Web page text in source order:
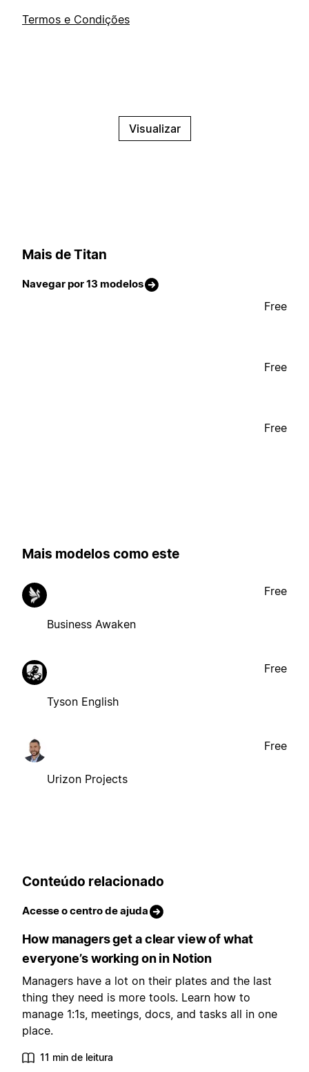
Termos e Condições
Visualizar
Mais de Titan
Navegar por 13 modelos
Free
Free
Free
Mais modelos como este
Business Awaken
Free
Tyson English
Free
Urizon Projects
Free
Conteúdo relacionado
Acesse o centro de ajuda
How managers get a clear view of what
everyone’s working on in Notion
Managers have a lot on their plates and the last
thing they need is more tools. Learn how to
manage 1:1s, meetings, docs, and tasks all in one
place.
11 min de leitura